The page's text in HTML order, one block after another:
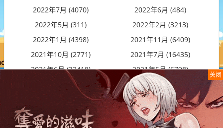
2022年7月 (4070)
2022年6月 (484)
2022年5月 (311)
2022年2月 (3213)
2022年1月 (4398)
2021年11月 (6409)
2021年10月 (2771)
2021年7月 (16435)
2021年6月 (32418)
2021年5月 (6798)
2021年4月 (14182)
2021年3月 (1)
关闭